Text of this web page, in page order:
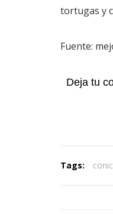
tortugas y
Fuente:
Deja tu
Tags: